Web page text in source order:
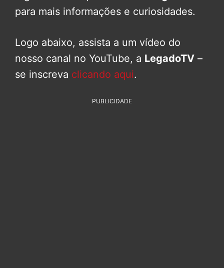
para mais informações e curiosidades.
Logo abaixo, assista a um vídeo do
nosso canal no YouTube, a LegadoTV –
se inscreva clicando aqui.
PUBLICIDADE